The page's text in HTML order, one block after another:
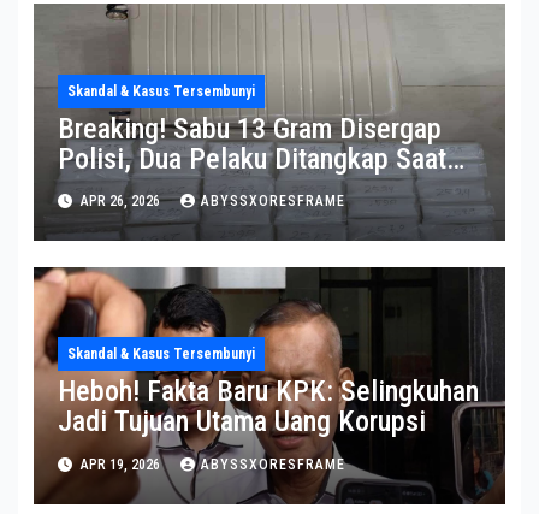
Skandal & Kasus Tersembunyi
Breaking! Sabu 13 Gram Disergap
Polisi, Dua Pelaku Ditangkap Saat
Operasi Berlangsung Di Tempat
APR 26, 2026 ABYSSXORESFRAME
Skandal & Kasus Tersembunyi
Heboh! Fakta Baru KPK: Selingkuhan
Jadi Tujuan Utama Uang Korupsi
APR 19, 2026 ABYSSXORESFRAME